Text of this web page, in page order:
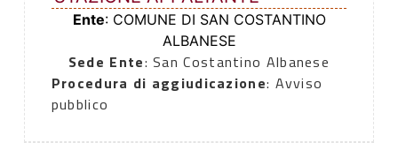
Ente: COMUNE DI SAN COSTANTINO
ALBANESE
Sede Ente: San Costantino Albanese
Procedura di aggiudicazione: Avviso
pubblico